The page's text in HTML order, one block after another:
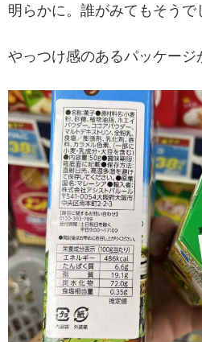
明らかに。誰がみてもそうで
やっつけ感のあるパッケージ